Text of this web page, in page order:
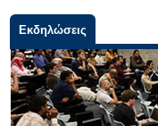
Εκδηλώσεις